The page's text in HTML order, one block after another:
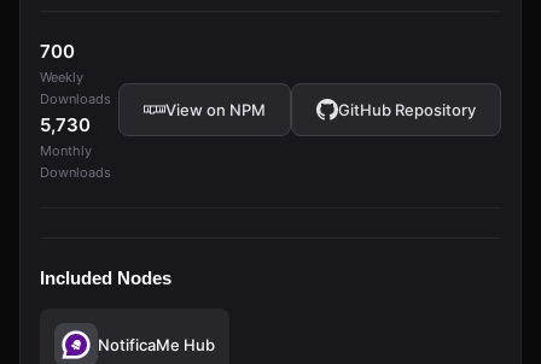
700
Weekly
Downloads
5,730
Monthly
Downloads
View on NPM GitHub Repository
Included Nodes
NotificaMe Hub